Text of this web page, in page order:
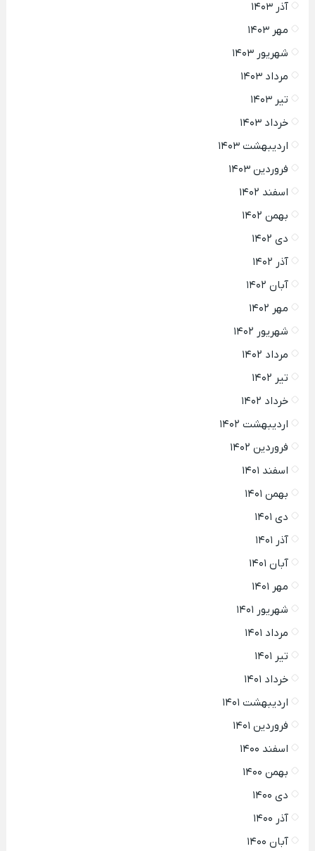
آذر ۱۴۰۳
مهر ۱۴۰۳
شهریور ۱۴۰۳
مرداد ۱۴۰۳
تیر ۱۴۰۳
خرداد ۱۴۰۳
اردیبهشت ۱۴۰۳
فروردین ۱۴۰۳
اسفند ۱۴۰۲
بهمن ۱۴۰۲
دی ۱۴۰۲
آذر ۱۴۰۲
آبان ۱۴۰۲
مهر ۱۴۰۲
شهریور ۱۴۰۲
مرداد ۱۴۰۲
تیر ۱۴۰۲
خرداد ۱۴۰۲
اردیبهشت ۱۴۰۲
فروردین ۱۴۰۲
اسفند ۱۴۰۱
بهمن ۱۴۰۱
دی ۱۴۰۱
آذر ۱۴۰۱
آبان ۱۴۰۱
مهر ۱۴۰۱
شهریور ۱۴۰۱
مرداد ۱۴۰۱
تیر ۱۴۰۱
خرداد ۱۴۰۱
اردیبهشت ۱۴۰۱
فروردین ۱۴۰۱
اسفند ۱۴۰۰
بهمن ۱۴۰۰
دی ۱۴۰۰
آذر ۱۴۰۰
آبان ۱۴۰۰